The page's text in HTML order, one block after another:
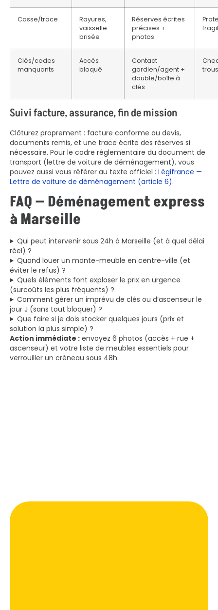
Casse/trace
Rayures,
vaisselle
brisée
Réserves écrites
précises +
photos
Clés/codes
manquants
Accès
bloqué
Contact
gardien/agent +
double/boîte à
clés
Suivi facture, assurance, fin de mission
Clôturez proprement : facture conforme au devis,
documents remis, et une trace écrite des réserves si
nécessaire. Pour le cadre réglementaire du document de
transport (lettre de voiture de déménagement), vous
pouvez aussi vous référer au texte officiel : Légifrance —
Lettre de voiture de déménagement (article 6).
FAQ — Déménagement express
à Marseille
Qui peut intervenir sous 24h à Marseille (et à quel délai
réel) ?
Quand louer un monte-meuble en centre-ville (et
éviter le refus) ?
Quels éléments font exploser le prix en urgence
(surcoûts les plus fréquents) ?
Comment gérer un imprévu de clés ou d’ascenseur le
jour J (sans tout bloquer) ?
Que faire si je dois stocker quelques jours (prix et
solution la plus simple) ?
Action immédiate : envoyez 6 photos (accès + rue +
ascenseur) et votre liste de meubles essentiels pour
verrouiller un créneau sous 48h.